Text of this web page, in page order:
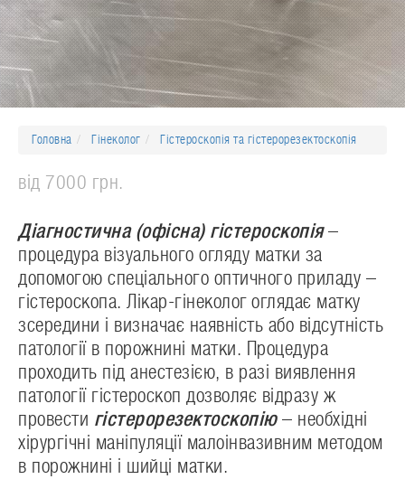
Головна Гінеколог Гістероскопія та гістерорезектоскопія
від 7000 грн.
Діагностична (офісна) гістероскопія–
процедура візуального огляду матки за
допомогою спеціального оптичного приладу –
гістероскопа. Лікар-гінеколог оглядає матку
зсередини і визначає наявність або відсутність
патології в порожнині матки. Процедура
проходить під анестезією, в разі виявлення
патології гістероскоп дозволяє відразу ж
провести гістерорезектоскопію– необхідні
хірургічні маніпуляції малоінвазивним методом
в порожнині і шийці матки.